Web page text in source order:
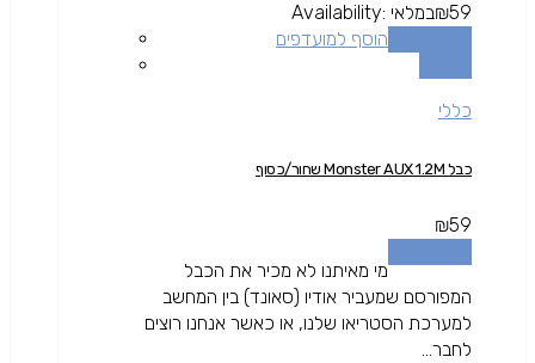
₪59
Availability: במלאי
הוסף למועדפים
כללי
כבל Monster AUX 1.2M שחור/כסוף
₪59
מי מאיתנו לא מכיר את הכבל
המפורסם שמעביר אודיו (סאונד) בין המחשב
למערכת הסטריאו שלנו, או כאשר אנחנו רוצים
לחבר...